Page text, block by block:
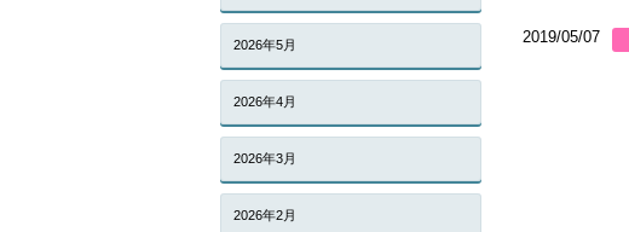
2019/05/07
2026年5月
2026年4月
2026年3月
2026年2月